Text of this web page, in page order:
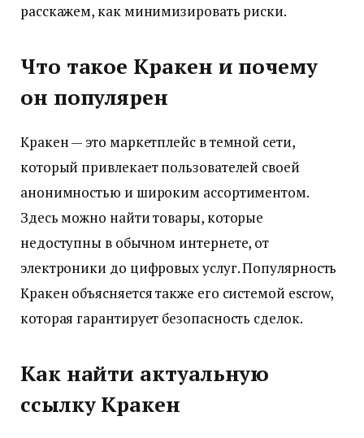
расскажем, как минимизировать риски.
Что такое Кракен и почему
он популярен
Кракен — это маркетплейс в темной сети,
который привлекает пользователей своей
анонимностью и широким ассортиментом.
Здесь можно найти товары, которые
недоступны в обычном интернете, от
электроники до цифровых услуг. Популярность
Кракен объясняется также его системой escrow,
которая гарантирует безопасность сделок.
Как найти актуальную
ссылку Кракен